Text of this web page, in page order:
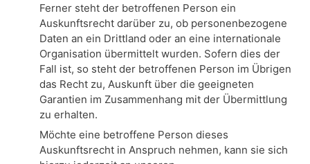
Ferner steht der betroffenen Person ein
Auskunftsrecht darüber zu, ob personenbezogene
Daten an ein Drittland oder an eine internationale
Organisation übermittelt wurden. Sofern dies der
Fall ist, so steht der betroffenen Person im Übrigen
das Recht zu, Auskunft über die geeigneten
Garantien im Zusammenhang mit der Übermittlung
zu erhalten.
Möchte eine betroffene Person dieses
Auskunftsrecht in Anspruch nehmen, kann sie sich